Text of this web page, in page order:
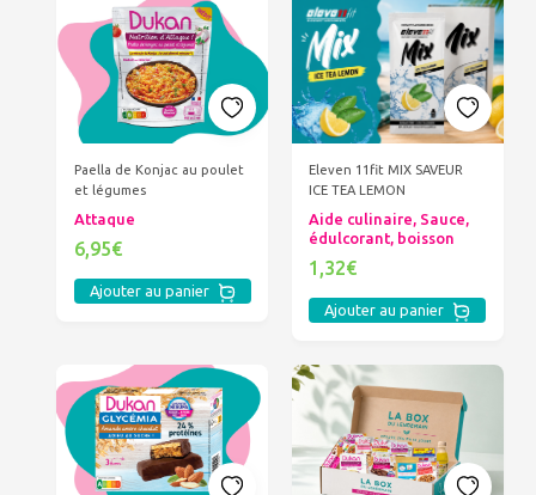
Paella de Konjac au poulet
et légumes
Attaque
6,95€
Ajouter au panier
Eleven 11fit MIX SAVEUR
ICE TEA LEMON
Aide culinaire, Sauce,
édulcorant, boisson
1,32€
Ajouter au panier